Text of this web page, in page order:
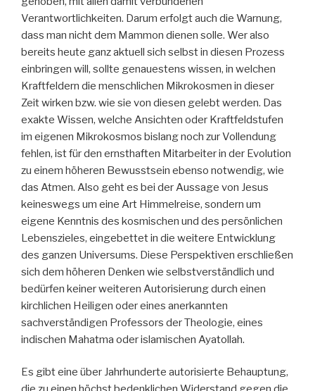
Verantwortlichkeiten. Darum erfolgt auch die Warnung,
dass man nicht dem Mammon dienen solle. Wer also
bereits heute ganz aktuell sich selbst in diesen Prozess
einbringen will, sollte genauestens wissen, in welchen
Kraftfeldern die menschlichen Mikrokosmen in dieser
Zeit wirken bzw. wie sie von diesen gelebt werden. Das
exakte Wissen, welche Ansichten oder Kraftfeldstufen
im eigenen Mikrokosmos bislang noch zur Vollendung
fehlen, ist für den ernsthaften Mitarbeiter in der Evolution
zu einem höheren Bewusstsein ebenso notwendig, wie
das Atmen. Also geht es bei der Aussage von Jesus
keineswegs um eine Art Himmelreise, sondern um
eigene Kenntnis des kosmischen und des persönlichen
Lebenszieles, eingebettet in die weitere Entwicklung
des ganzen Universums. Diese Perspektiven erschließen
sich dem höheren Denken wie selbstverständlich und
bedürfen keiner weiteren Autorisierung durch einen
kirchlichen Heiligen oder eines anerkannten
sachverständigen Professors der Theologie, eines
indischen Mahatma oder islamischen Ayatollah.
Es gibt eine über Jahrhunderte autorisierte Behauptung,